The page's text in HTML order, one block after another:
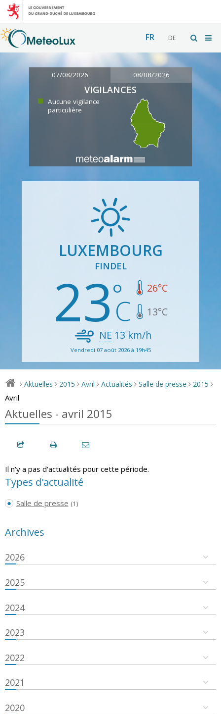
FR DE
07/08/2026 08/08/2026
VIGILANCES
Aucune vigilance
particulière
LUXEMBOURG
FINDEL
23 26°C
13°C
NE 13 km/h
Vendredi 07 août 2026 à 19h45
> Aktuelles > 2015 > Avril > Actualités > Salle de presse > 2015 >
Avril
Aktuelles - avril 2015
Il n'y a pas d'actualités pour cette période.
Types d'actualité
Salle de presse (1)
Archives
2026
2025
2024
2023
2022
2021
2020